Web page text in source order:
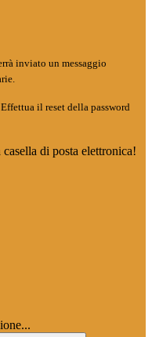
inviato un messaggio
il reset della password
di posta elettronica!